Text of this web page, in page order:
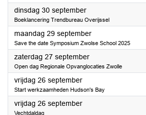
dinsdag 30 september2025
Boeklancering Trendbureau Overijssel
maandag 29 september2025
Save the date Symposium Zwolse School 2025
zaterdag 27 september2025
Open dag Regionale Opvanglocaties Zwolle
vrijdag 26 september2025
Start werkzaamheden Hudson's Bay
vrijdag 26 september2025
Vechtdaldag